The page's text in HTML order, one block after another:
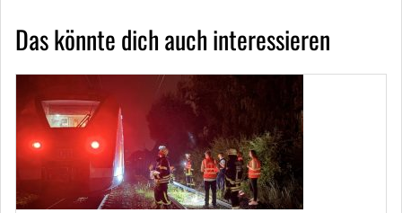
Das könnte dich auch interessieren